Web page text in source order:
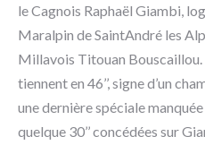
le Cagnois Raphaël Giambi,
Maralpin de SaintAndré les
Millavois Titouan Bouscaillou.
tiennent en 46’’, signe d’un
une dernière spéciale
quelque 30’’ concédées sur